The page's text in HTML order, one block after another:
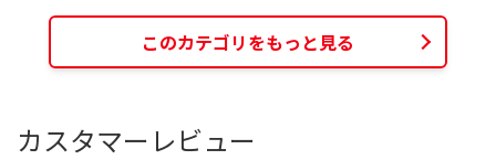
このカテゴリをもっと見る
カスタマーレビュー